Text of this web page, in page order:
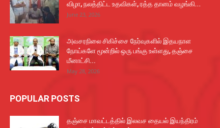
விழா, நலத்திட்ட உதவிகள், ரத்த தானம் வழங்கி...
June 23, 2026
அவசரநிலை சிகிச்சை நேர்வுகளில் இதயநாள
நோய்களே மூன்றில் ஒரு பங்கு உள்ளது, தஞ்சை
மீனாட்சி...
May 28, 2026
POPULAR POSTS
தஞ்சை மாவட்டத்தில் இலவச தையல் இயந்திரம்